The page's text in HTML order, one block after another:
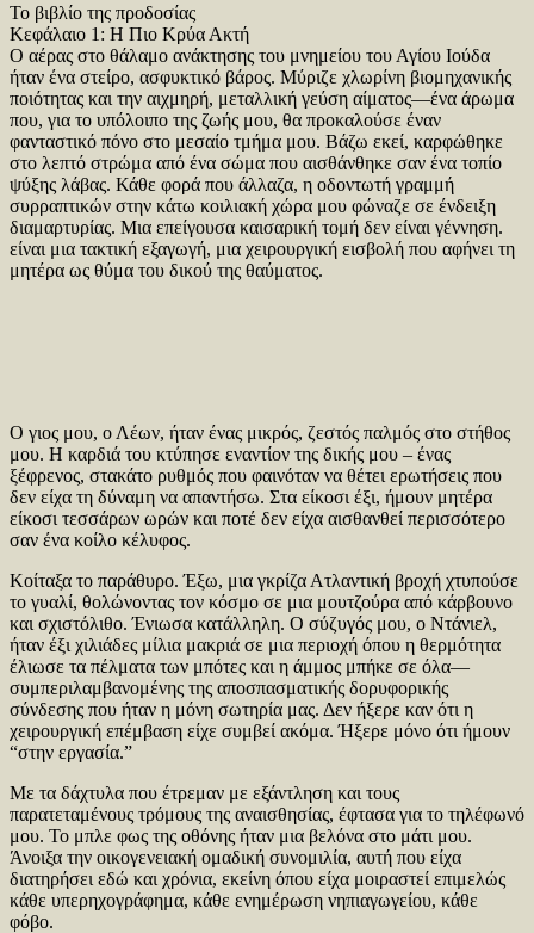
Το βιβλίο της προδοσίας
Κεφάλαιο 1: Η Πιο Κρύα Ακτή
Ο αέρας στο θάλαμο ανάκτησης του μνημείου του Αγίου Ιούδα
ήταν ένα στείρο, ασφυκτικό βάρος. Μύριζε χλωρίνη βιομηχανικής
ποιότητας και την αιχμηρή, μεταλλική γεύση αίματος—ένα άρωμα
που, για το υπόλοιπο της ζωής μου, θα προκαλούσε έναν
φανταστικό πόνο στο μεσαίο τμήμα μου. Βάζω εκεί, καρφώθηκε
στο λεπτό στρώμα από ένα σώμα που αισθάνθηκε σαν ένα τοπίο
ψύξης λάβας. Κάθε φορά που άλλαζα, η οδοντωτή γραμμή
συρραπτικών στην κάτω κοιλιακή χώρα μου φώναζε σε ένδειξη
διαμαρτυρίας. Μια επείγουσα καισαρική τομή δεν είναι γέννηση.
είναι μια τακτική εξαγωγή, μια χειρουργική εισβολή που αφήνει τη
μητέρα ως θύμα του δικού της θαύματος.
Ο γιος μου, ο Λέων, ήταν ένας μικρός, ζεστός παλμός στο στήθος
μου. Η καρδιά του κτύπησε εναντίον της δικής μου – ένας
ξέφρενος, στακάτο ρυθμός που φαινόταν να θέτει ερωτήσεις που
δεν είχα τη δύναμη να απαντήσω. Στα είκοσι έξι, ήμουν μητέρα
είκοσι τεσσάρων ωρών και ποτέ δεν είχα αισθανθεί περισσότερο
σαν ένα κοίλο κέλυφος.
Κοίταξα το παράθυρο. Έξω, μια γκρίζα Ατλαντική βροχή χτυπούσε
το γυαλί, θολώνοντας τον κόσμο σε μια μουτζούρα από κάρβουνο
και σχιστόλιθο. Ένιωσα κατάλληλη. Ο σύζυγός μου, ο Ντάνιελ,
ήταν έξι χιλιάδες μίλια μακριά σε μια περιοχή όπου η θερμότητα
έλιωσε τα πέλματα των μπότες και η άμμος μπήκε σε όλα—
συμπεριλαμβανομένης της αποσπασματικής δορυφορικής
σύνδεσης που ήταν η μόνη σωτηρία μας. Δεν ήξερε καν ότι η
χειρουργική επέμβαση είχε συμβεί ακόμα. Ήξερε μόνο ότι ήμουν
“στην εργασία.”
Με τα δάχτυλα που έτρεμαν με εξάντληση και τους
παρατεταμένους τρόμους της αναισθησίας, έφτασα για το τηλέφωνό
μου. Το μπλε φως της οθόνης ήταν μια βελόνα στο μάτι μου.
Άνοιξα την οικογενειακή ομαδική συνομιλία, αυτή που είχα
διατηρήσει εδώ και χρόνια, εκείνη όπου είχα μοιραστεί επιμελώς
κάθε υπερηχογράφημα, κάθε ενημέρωση νηπιαγωγείου, κάθε
φόβο.